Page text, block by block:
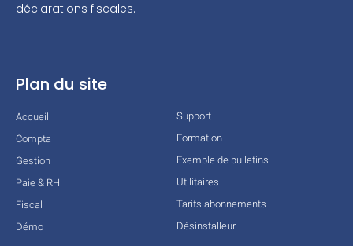
déclarations fiscales.
Plan du site
Accueil
Compta
Gestion
Paie & RH
Fiscal
Démo
Support
Formation
Exemple de bulletins
Utilitaires
Tarifs abonnements
Désinstalleur